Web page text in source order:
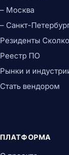
– Москва
– Санкт-
Резиденты
Реестр ПО
Рынки и
Стать вендором
ПЛАТФОРМА